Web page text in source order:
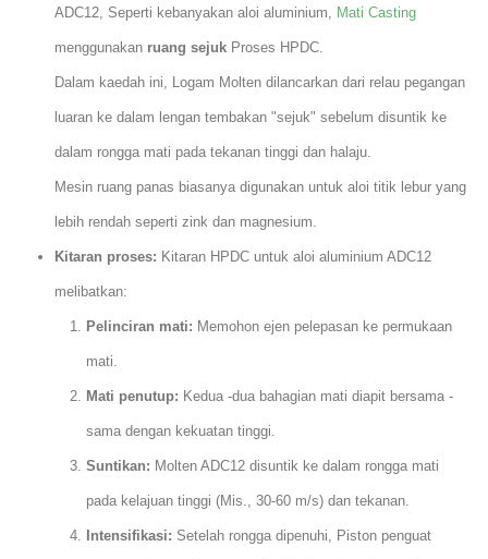
ADC12, Seperti kebanyakan aloi aluminium, Mati Casting
menggunakan ruang sejukProses HPDC.
Dalam kaedah ini, Logam Molten dilancarkan dari relau pegangan
luaran ke dalam lengan tembakan "sejuk" sebelum disuntik ke
dalam rongga mati pada tekanan tinggi dan halaju.
Mesin ruang panas biasanya digunakan untuk aloi titik lebur yang
lebih rendah seperti zink dan magnesium.
Kitaran proses: Kitaran HPDC untuk aloi aluminium ADC12
melibatkan:
Pelinciran mati: Memohon ejen pelepasan ke permukaan
mati.
Mati penutup: Kedua -dua bahagian mati diapit bersama -
sama dengan kekuatan tinggi.
Suntikan: Molten ADC12 disuntik ke dalam rongga mati
pada kelajuan tinggi (Mis., 30-60 m/s) dan tekanan.
Intensifikasi: Setelah rongga dipenuhi, Piston penguat